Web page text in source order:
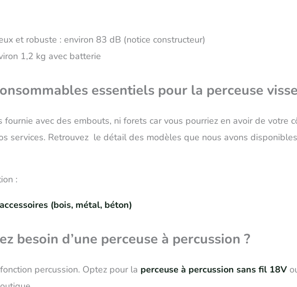
et robuste : environ 83 dB (notice constructeur)
1,2 kg avec batterie
essentiels pour la perceuse
fournie avec des embouts, ni forets car vous pourriez en avoir de votre
services. Retrouvez le détail des modèles que nous avons
:
(bois, métal, béton)
besoin d’une perceuse à percussion ?
percussion. Optez pour la perceuse à percussion sans fil 18V